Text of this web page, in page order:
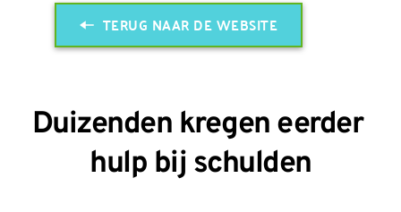
TERUG NAAR DE WEBSITE
Duizenden kregen eerder
hulp bij schulden